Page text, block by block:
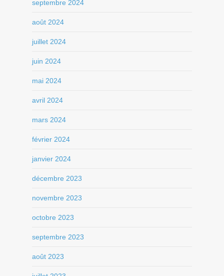
septembre 2024
août 2024
juillet 2024
juin 2024
mai 2024
avril 2024
mars 2024
février 2024
janvier 2024
décembre 2023
novembre 2023
octobre 2023
septembre 2023
août 2023